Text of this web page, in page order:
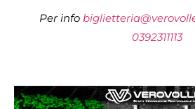
Per info
0392311113